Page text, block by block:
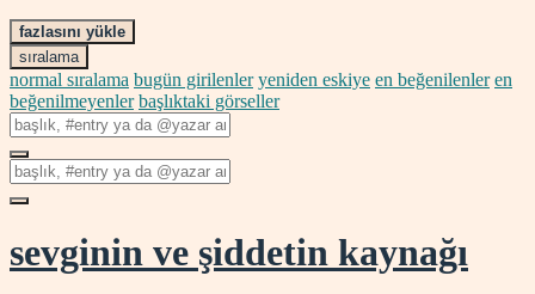
fazlasını yükle
sıralama
normal sıralama bugün girilenler yeniden eskiye en beğenilenler en
beğenilmeyenler başlıktaki görseller
sevginin ve şiddetin kaynağı